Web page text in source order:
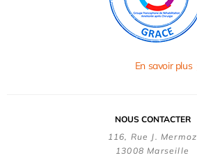
En savoir plus
NOUS CONTACTER
116, Rue J. Mermoz
13008 Marseille